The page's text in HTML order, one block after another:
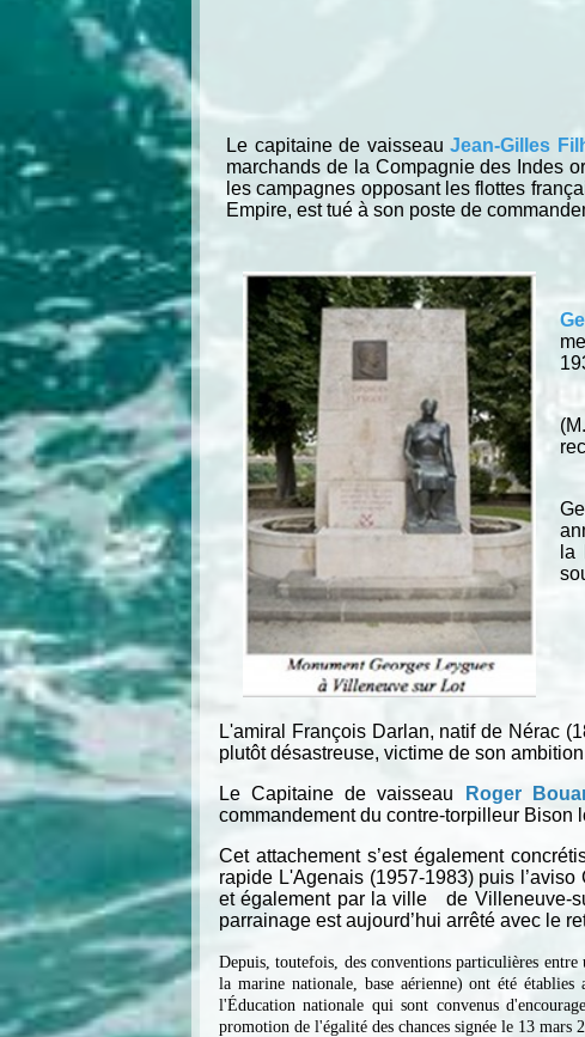
Le capitaine de vaisseauJean-Gilles
marchands de la Compagnie des Indes
les campagnes opposant les flottes
Empire, est tué à son poste de
la
L'amiral François Darlan, natif de Nérac
plutôt désastreuse, victime de son
Le Capitaine de vaisseau
Roger
commandement du contre-torpilleur Bison
Cet attachement s’est également
rapide L'Agenais (1957-1983) puis
et également par la ville de Villeneuve-
parrainage est aujourd’hui arrêté avec le
Depuis, toutefois, des conventions particulières
la marine nationale, base aérienne) ont été
l'Éducation nationale qui sont convenus
promotion de l'égalité des chances signée le 13 mars